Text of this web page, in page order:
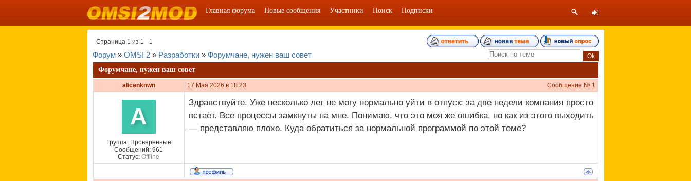
Главная форума Новые сообщения Участники Поиск Подписки
Страница 1 из 1 1
Форум » OMSI 2 » Разработки » Форумчане, нужен ваш совет
Форумчане, нужен ваш совет
alicenknwn 17 Мая 2026 в 18:23 Сообщение № 1
A
Группа: Проверенные
Сообщений: 961
Статус: Offline
Здравствуйте. Уже несколько лет не могу нормально уйти в отпуск: за две недели компания просто
встаёт. Все процессы замкнуты на мне. Понимаю, что это моя же ошибка, но как из этого выходить
— представляю плохо. Куда обратиться за нормальной программой по этой теме?